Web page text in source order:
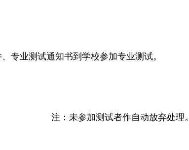
专业测试通知书到学校参加专业测试。
注：未参加测试者作自动放弃处理。